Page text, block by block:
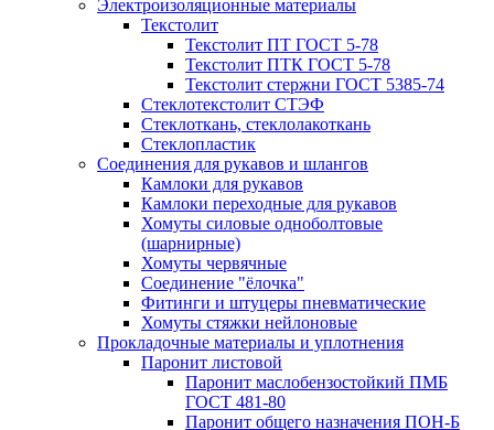
Электроизоляционные материалы
Текстолит
Текстолит ПТ ГОСТ 5-78
Текстолит ПТК ГОСТ 5-78
Текстолит стержни ГОСТ 5385-74
Стеклотекстолит СТЭФ
Стеклоткань, стеклолакоткань
Стеклопластик
Соединения для рукавов и шлангов
Камлоки для рукавов
Камлоки переходные для рукавов
Хомуты силовые одноболтовые
(шарнирные)
Хомуты червячные
Соединение "ёлочка"
Фитинги и штуцеры пневматические
Хомуты стяжки нейлоновые
Прокладочные материалы и уплотнения
Паронит листовой
Паронит маслобензостойкий ПМБ
ГОСТ 481-80
Паронит общего назначения ПОН-Б